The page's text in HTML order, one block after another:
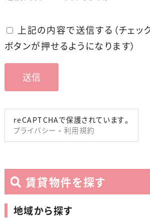
上記の内容で送信する（チェッ
ボタンが押せるようになります）
reCAPTCHAで保護されています。
プライバシー - 利用規約
賃貸物件を探す
地域から探す